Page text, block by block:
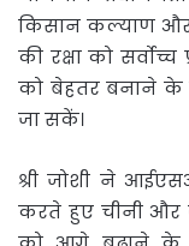
किसान कल्याण और
की रक्षा को
को बेहतर बनाने के
जा सकें।
श्री जोशी ने
करते हुए चीनी और